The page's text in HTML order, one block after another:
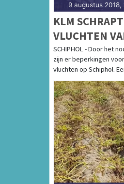
9 augustus 2018,
KLM
VLUCHTEN
SCHIPHOL - Door het
zijn er beperkingen
vluchten op Schiphol.